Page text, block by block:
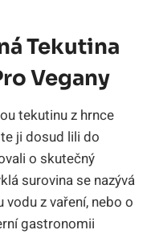
Tekutina
Vegany
tekutinu z hrnce
ji dosud lili do
o skutečný
surovina se nazývá
z vaření, nebo o
gastronomii